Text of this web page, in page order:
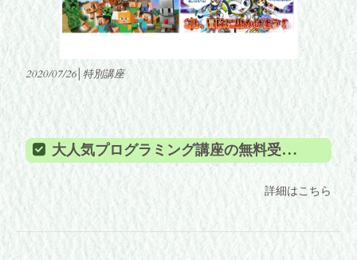
2020/07/26│特別講座
大人気プログラミング講座の無料受講のお知らせ！
詳細はこちら